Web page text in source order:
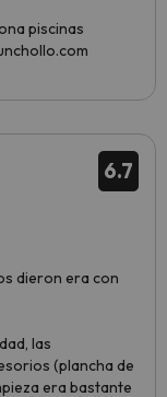
piscinas
6.7
dieron era con
las
(plancha de
era bastante